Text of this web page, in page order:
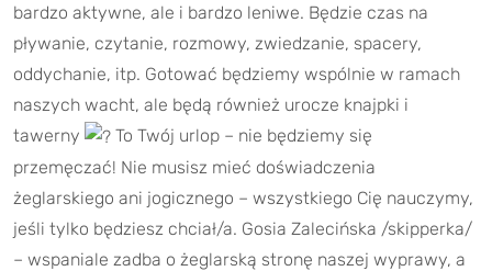
bardzo aktywne, ale i bardzo leniwe. Będzie czas na
pływanie, czytanie, rozmowy, zwiedzanie, spacery,
oddychanie, itp. Gotować będziemy wspólnie w ramach
naszych wacht, ale będą również urocze knajpki i
tawerny
To Twój urlop – nie będziemy się
przemęczać! Nie musisz mieć doświadczenia
żeglarskiego ani jogicznego – wszystkiego Cię nauczymy,
jeśli tylko będziesz chciał/a. Gosia Zalecińska /skipperka/
– wspaniale zadba o żeglarską stronę naszej wyprawy, a